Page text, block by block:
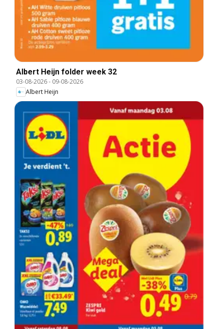
Albert Heijn folder week 32
03-08-2026- 09-08-2026
Albert Heijn